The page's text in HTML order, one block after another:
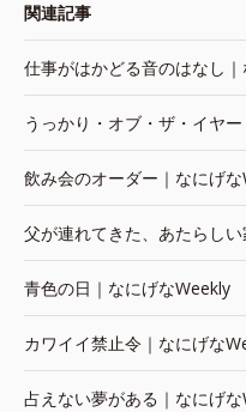
関連記事
仕事がはかどる音のはなし
うっかり・オブ・ザ・イヤ
飲み会のオーダー｜なにげ
父が連れてきた、あたらし
青色の日｜なにげなWeekly
カワイイ禁止令｜なにげな
占えない夢がある｜なにげ